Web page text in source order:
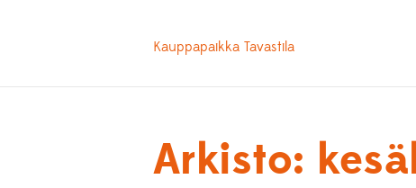
Kauppapaikka Tavastila
Arkisto: